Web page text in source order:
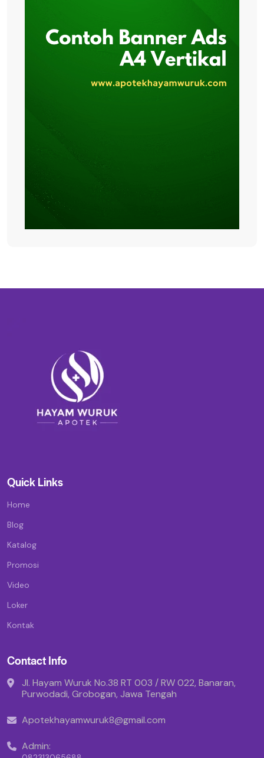
Quick Links
Home
Blog
Katalog
Promosi
Video
Loker
Kontak
Contact Info
Jl. Hayam Wuruk No.38 RT 003 / RW 022, Banaran,
Purwodadi, Grobogan, Jawa Tengah
Apotekhayamwuruk8@gmail.com
Admin: